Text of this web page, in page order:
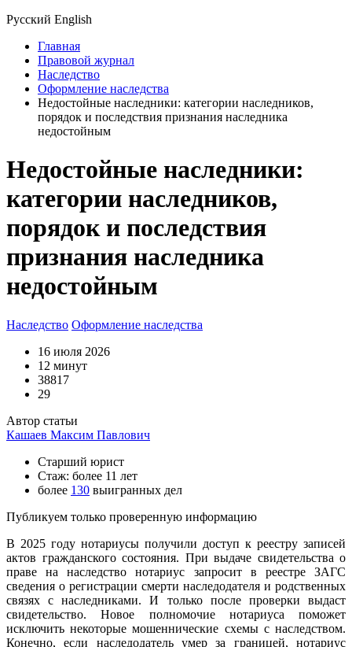
Русский English
Главная
Правовой журнал
Наследство
Оформление наследства
Недостойные наследники: категории наследников,
порядок и последствия признания наследника
недостойным
Недостойные наследники:
категории наследников,
порядок и последствия
признания наследника
недостойным
Наследство Оформление наследства
16 июля 2026
12 минут
38817
29
Автор статьи
Кашаев Максим Павлович
Старший юрист
Стаж: более 11 лет
более 130 выигранных дел
Публикуем только проверенную информацию
В 2025 году нотариусы получили доступ к реестру записей
актов гражданского состояния. При выдаче свидетельства о
праве на наследство нотариус запросит в реестре ЗАГС
сведения о регистрации смерти наследодателя и родственных
связях с наследниками. И только после проверки выдаст
свидетельство. Новое полномочие нотариуса поможет
исключить некоторые мошеннические схемы с наследством.
Конечно, если наследодатель умер за границей, нотариус